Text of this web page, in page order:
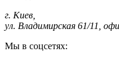
г. Киев
ул. Владимирская 61/11,
Мы в соцсетях: